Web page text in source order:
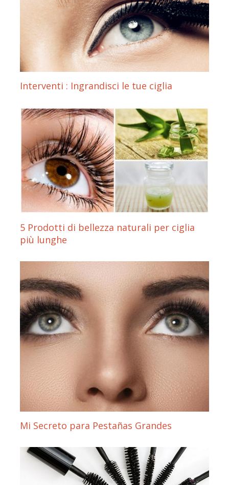
Interventi : Ingrandisci le tue ciglia
5 Prodotti di bellezza naturali per ciglia
più lunghe
Mi Secreto para Pestañas Grandes